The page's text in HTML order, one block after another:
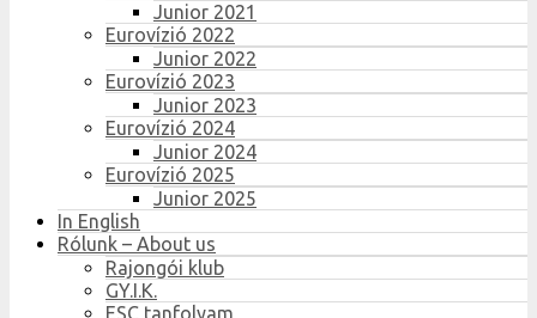
Junior 2021
Eurovízió 2022
Junior 2022
Eurovízió 2023
Junior 2023
Eurovízió 2024
Junior 2024
Eurovízió 2025
Junior 2025
In English
Rólunk – About us
Rajongói klub
GY.I.K.
ESC tanfolyam